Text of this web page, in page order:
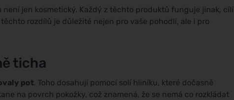
není jen kosmetický. Každý z těchto produktů funguje jinak, cílí
rozdílů je důležité nejen pro vaše pohodlí, ale i pro
ticha
pot. Toho dosahují pomocí solí hliníku, které dočasně
na povrch pokožky, což znamená, že se nemá co rozkládat